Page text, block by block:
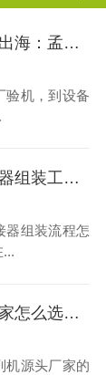
唯思特纽扣摆盘机出海：孟加拉客户来厂验机纪实
验机，到设备
【视频】光纤连接器组装工艺：整列机排陶瓷插芯与金属外壳，翻转180°套弹簧一次到位
器组装流程怎
精密整列机源头厂家怎么选？20年老师傅讲清换产与精度
机源头厂家的